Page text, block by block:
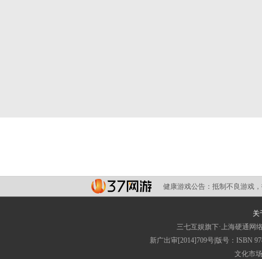
健康游戏公告： 抵制不良游戏
关
三七互娱旗下·上海硬通网
新广出审[2014]709号|版号：ISBN
文化市